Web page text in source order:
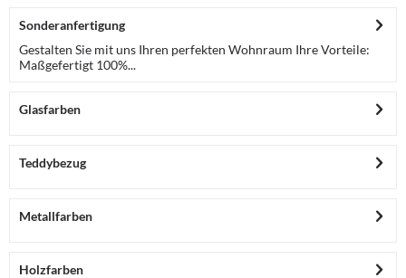
Sonderanfertigung
Gestalten Sie mit uns Ihren perfekten Wohnraum Ihre Vorteile:
Maßgefertigt 100%...
Glasfarben
Teddybezug
Metallfarben
Holzfarben